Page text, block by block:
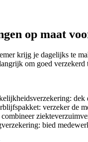
op maat
krijg je dagelijks te
om goed verzekerd
dek
verzeker de
bied